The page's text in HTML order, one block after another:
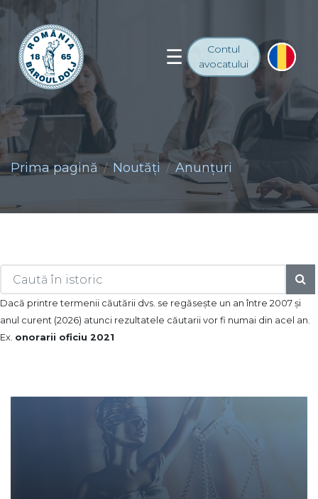
Contul
avocatului
Prima pagină Noutăţi Anunţuri
Dacă printre termenii căutării dvs. se regăseşte un an între 2007 şi
anul curent (2026) atunci rezultatele căutarii vor fi numai din acel an.
Ex. onorarii oficiu 2021